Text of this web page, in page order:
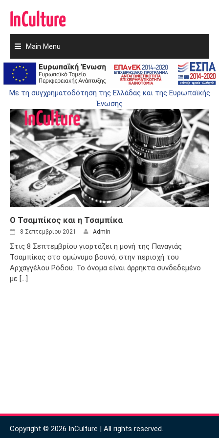
to
content
Main Menu
Με τη συγχρηματοδότηση της Ελλάδας και της Ευρωπαϊκής
Ένωσης
ΤΣΑΜΠΊΚΑ
Ο Τσαμπίκος και η Τσαμπίκα
8 Σεπτεμβρίου 2021 Admin
Στις 8 Σεπτεμβρίου γιορτάζει η μονή της Παναγιάς
Τσαμπίκας στο ομώνυμο βουνό, στην περιοχή του
Αρχαγγέλου Ρόδου. Το όνομα είναι άρρηκτα συνδεδεμένο
με [...]
Copyright © 2026 InCulture | All rights reserved.